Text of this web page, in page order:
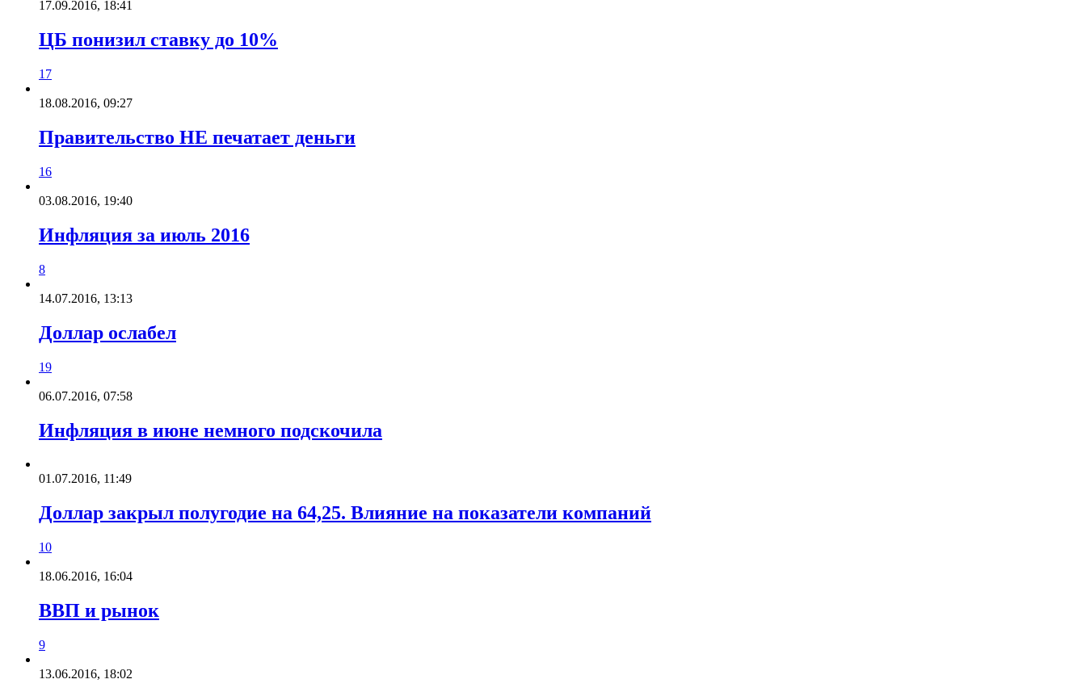
17.09.2016, 18:41
ЦБ понизил ставку до 10%
17
18.08.2016, 09:27
Правительство НЕ печатает деньги
16
03.08.2016, 19:40
Инфляция за июль 2016
8
14.07.2016, 13:13
Доллар ослабел
19
06.07.2016, 07:58
Инфляция в июне немного подскочила
01.07.2016, 11:49
Доллар закрыл полугодие на 64,25. Влияние на показатели компаний
10
18.06.2016, 16:04
ВВП и рынок
9
13.06.2016, 18:02